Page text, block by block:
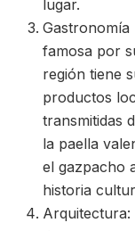
lugar.
Gastronomía
famosa por
región tiene
productos
transmitidas
la paella
el gazpacho
historia
Arquitectura: